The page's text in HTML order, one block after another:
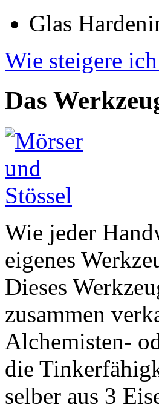
Glas
Wie steigere
Das
Wie jeder
eigenes
Dieses
zusammen
Alchemisten-
die
selber aus 3